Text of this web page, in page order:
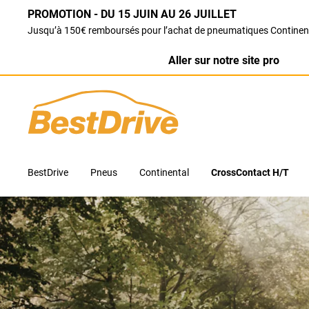
PROMOTION - DU 15 JUIN AU 26 JUILLET
Jusqu’à 150€ remboursés pour l’achat de pneumatiques
Aller sur notre site pro
BestDrive Pneus Continental CrossContact H/T